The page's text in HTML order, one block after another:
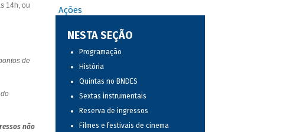
14h, ou
de
não
Ações
NESTA SEÇÃO
Programação
História
Quintas no BNDES
Sextas instrumentais
Reserva de ingressos
Filmes e festivais de cinema